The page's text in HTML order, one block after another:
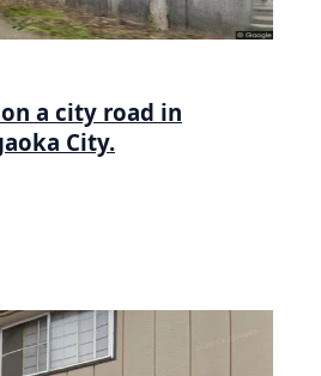
a city road in
City.